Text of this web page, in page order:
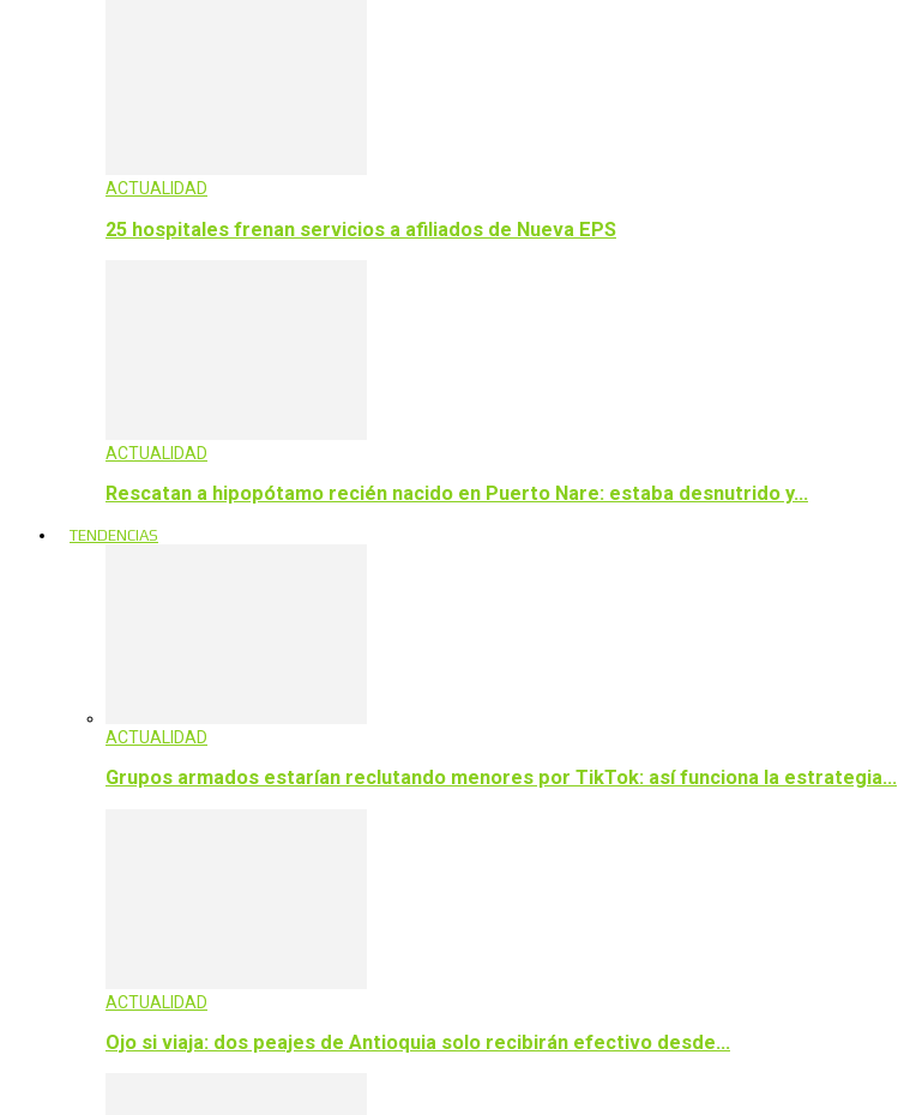
ACTUALIDAD
25 hospitales frenan servicios a afiliados de Nueva EPS
ACTUALIDAD
Rescatan a hipopótamo recién nacido en Puerto Nare: estaba desnutrido y…
TENDENCIAS
ACTUALIDAD
Grupos armados estarían reclutando menores por TikTok: así funciona la estrategia…
ACTUALIDAD
Ojo si viaja: dos peajes de Antioquia solo recibirán efectivo desde…